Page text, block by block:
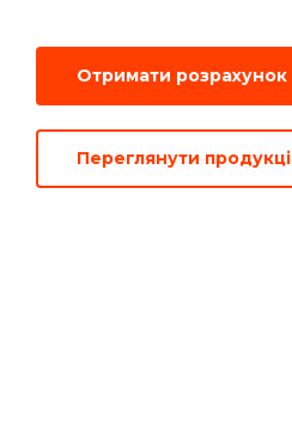
Отримати розрахунок
Переглянути